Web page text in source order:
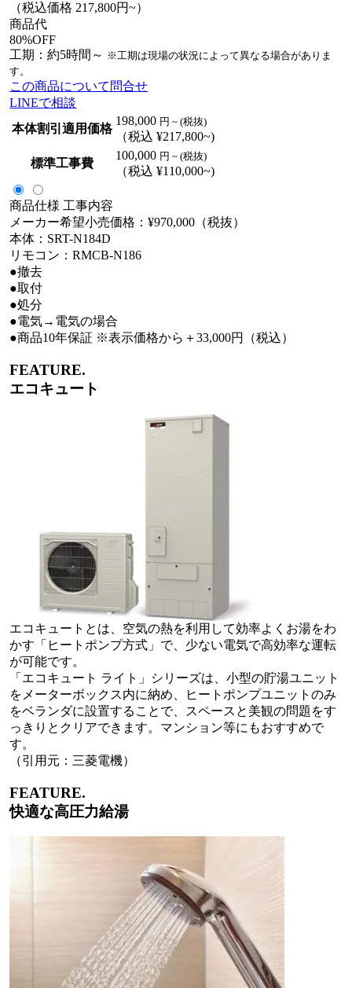
（税込価格 217,800円~）
商品代
80%OFF
工期：約5時間～ ※工期は現場の状況によって異なる場合がありま
す。
この商品について問合せ
LINEで相談
本体割引適用価格
198,000 円 ~ (税抜)
（税込 ¥217,800~)
標準工事費
100,000 円 ~ (税抜)
（税込 ¥110,000~)
商品仕様 工事内容
メーカー希望小売価格：¥970,000（税抜）
本体：SRT-N184D
リモコン：RMCB-N186
●撤去
●取付
●処分
●電気→電気の場合
●商品10年保証 ※表示価格から＋33,000円（税込）
FEATURE.
エコキュート
エコキュートとは、空気の熱を利用して効率よくお湯をわ
かす「ヒートポンプ方式」で、少ない電気で高効率な運転
が可能です。
「エコキュート ライト」シリーズは、小型の貯湯ユニット
をメーターボックス内に納め、ヒートポンプユニットのみ
をベランダに設置することで、スペースと美観の問題をす
っきりとクリアできます。マンション等にもおすすめで
す。
（引用元：三菱電機）
FEATURE.
快適な高圧力給湯